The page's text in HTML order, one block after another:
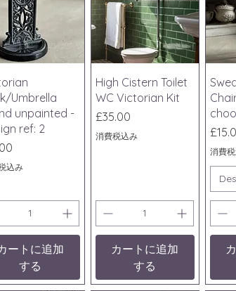
イックビュー
Umbrella
unpainted -
ref: 2
込み
ートに追加
する
クイックビュー
High Cistern Toilet
WC Victorian Kit
価格
£35.00
消費税込み
カートに追加
する
価格
消費